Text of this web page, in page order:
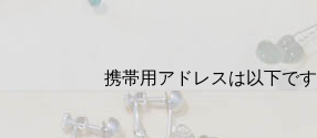
携帯用アドレスは以下です